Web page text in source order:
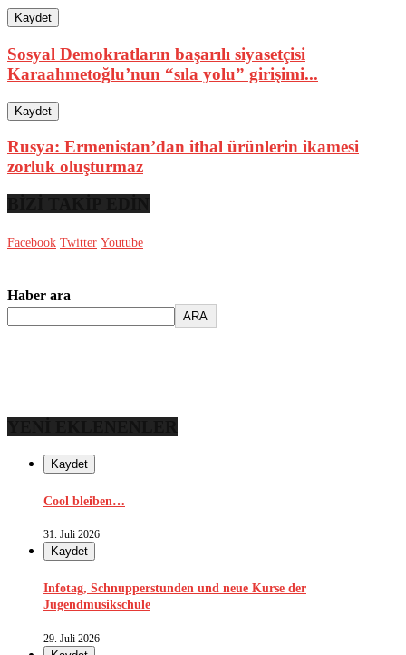
Kaydet
Sosyal Demokratların başarılı siyasetçisi
Karaahmetoğlu’nun “sıla yolu” girişimi...
Kaydet
Rusya: Ermenistan’dan ithal ürünlerin ikamesi
zorluk oluşturmaz
Facebook Twitter Youtube
Haber ara
ARA
Kaydet
Cool bleiben…
31. Juli 2026
Kaydet
Infotag, Schnupperstunden und neue Kurse der
Jugendmusikschule
29. Juli 2026